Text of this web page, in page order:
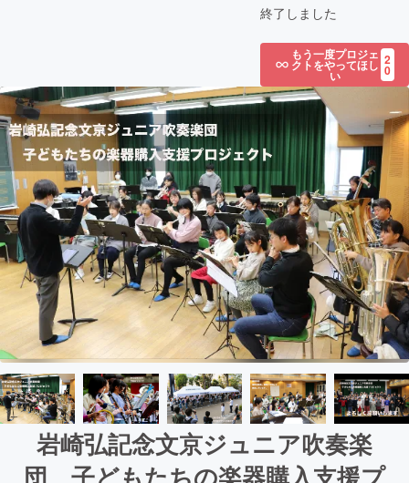
終了しました
もう一度プロジェ
クトをやってほし
い
2
0
岩崎弘記念文京ジュニア吹奏楽